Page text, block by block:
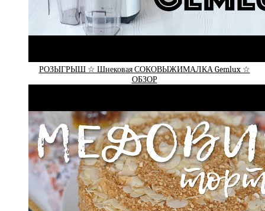
РОЗЫГРЫШ ☆ Шнековая СОКОВЫЖИМАЛКА Gemlux ☆
ОБЗОР